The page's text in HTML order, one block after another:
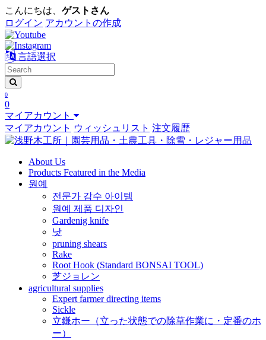
こんにちは、 ゲストさん
ログイン アカウントの作成
言語選択
0
0
マイアカウント
マイアカウント ウィッシュリスト 注文履歴
About Us
Products Featured in the Media
원예
전문가 감수 아이템
원예 제품 디자인
Gardenig knife
낫
pruning shears
Rake
Root Hook (Standard BONSAI TOOL)
芝ジョレン
agricultural supplies
Expert farmer directing items
Sickle
立鎌ホー（立った状態での除草作業に・定番のホ
ー）